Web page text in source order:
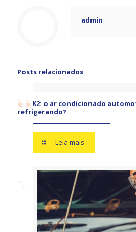
admin
Posts relacionados
K2: o ar condicionado
refrigerando?
Leia mais